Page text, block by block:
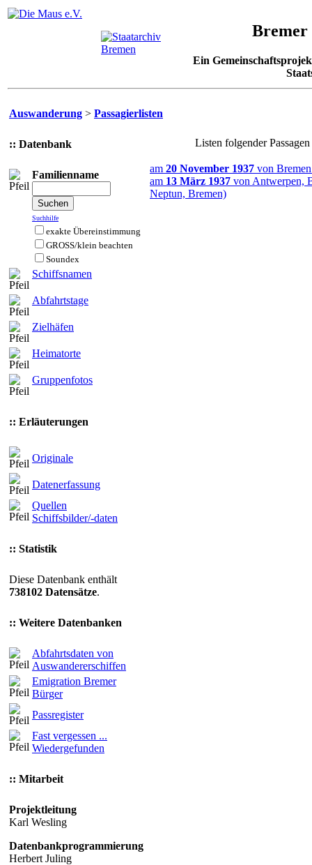
Bremer
Ein
Auswanderung > Passagierlisten
:: Datenbank
Familienname
Suchhilfe
exakte Übereinstimmung
GROSS/klein beachten
Soundex
Schiffsnamen
Abfahrtstage
Zielhäfen
Heimatorte
Gruppenfotos
:: Erläuterungen
Originale
Datenerfassung
Quellen
Schiffsbilder/-daten
:: Statistik
Diese Datenbank enthält
738102 Datensätze.
:: Weitere Datenbanken
Abfahrtsdaten von
Auswandererschiffen
Emigration Bremer
Bürger
Passregister
Fast vergessen ...
Wiedergefunden
:: Mitarbeit
Projektleitung
Karl Wesling
Datenbankprogrammierung
Herbert Juling
Listen folgender
am 20 November 1937 von
am 13 März 1937 von Antwerpen,
Neptun, Bremen)